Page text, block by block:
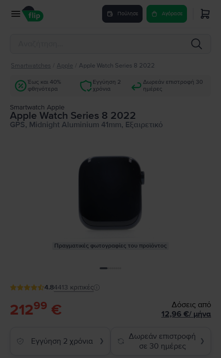
Πούλησε Αγόρασε
Smartwatches Apple Apple Watch Series 8 2022
Έως και 40%
φθηνότερα
Εγγύηση 2
χρόνια
Δωρεάν επιστροφή 30
ημέρες
Smartwatch Apple
Apple Watch Series 8 2022
GPS, Midnight Aluminium 41mm, Εξαιρετικό
Πραγματικές φωτογραφίες του προϊόντος
4.84413 κριτικές
21299 €
Δόσεις από
12,96 €/ μήνα
Εγγύηση 2 χρόνια ❯
Δωρεάν επιστροφή
σε 30 ημέρες
❯